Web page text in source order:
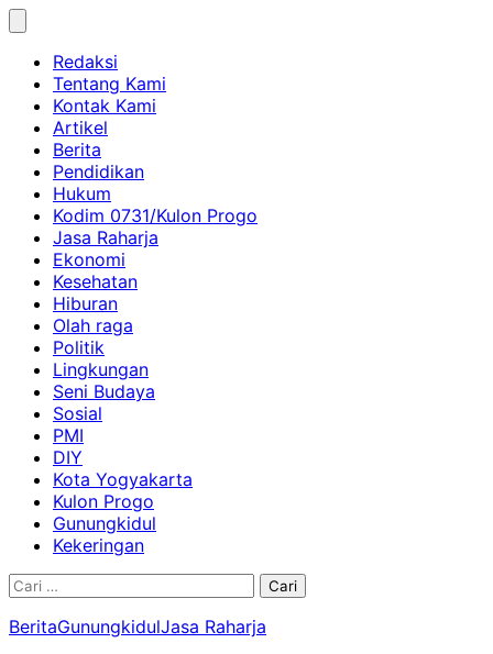
Skip
contentRedaksi
Tentang Kami
Kontak Kami
Artikel
Berita
Pendidikan
Hukum
Kodim 0731/Kulon Progo
Jasa Raharja
Ekonomi
Kesehatan
Hiburan
Olah raga
Politik
Lingkungan
Seni Budaya
Sosial
PMI
DIY
Kota Yogyakarta
Kulon Progo
Gunungkidul
Kekeringan
Cari
BeritaGunungkidulJasa Raharja